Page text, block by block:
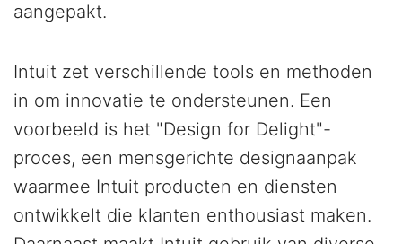
aangepakt.
Intuit zet verschillende tools en methoden
in om innovatie te ondersteunen. Een
voorbeeld is het "Design for Delight"-
proces, een mensgerichte designaanpak
waarmee Intuit producten en diensten
ontwikkelt die klanten enthousiast maken.